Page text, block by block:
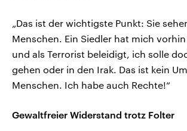
„Das ist der wichtigste Punkt: Sie
Menschen. Ein Siedler hat mich
und als Terrorist beleidigt, ich solle
gehen oder in den Irak. Das ist kein
Menschen. Ich habe auch Rechte!“
Gewaltfreier Widerstand trotz Folter